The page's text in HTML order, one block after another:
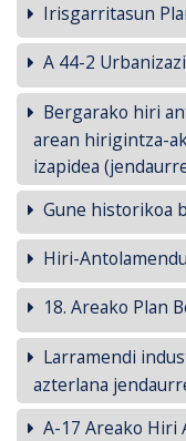
Irisgarritasun
A 44-2
Bergarako hiri
arean hirigintza-
izapidea
Gune historikoa
Hiri-
18. Areako Plan
Larramendi
azterlana
A-17 Areako Hiri